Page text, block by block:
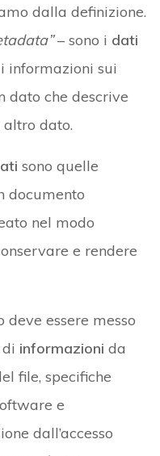
dalla definizione.
– sono i dati
informazioni sui
dato che descrive
dato.
sono quelle
documento
nel modo
e rendere
essere messo
informazioni da
file, specifiche
e
dall’accesso